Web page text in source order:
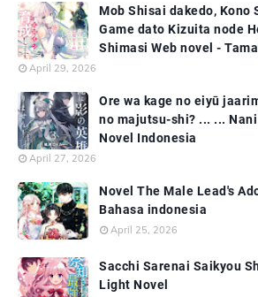
Mob Shisai dakedo, Kono
Game dato Kizuita node
Shimasi Web novel -
April 29, 2026
Ore wa kage no eiyū
no majutsu-shi? ... ...
Novel Indonesia
April 27, 2026
Novel The Male Lead's
Bahasa indonesia
April 25, 2026
Sacchi Sarenai Saikyou
Light Novel